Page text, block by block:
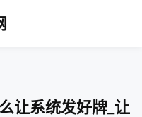
让系统发好牌_让